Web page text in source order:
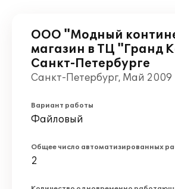
ООО "Модный
магазин в ТЦ "Гранд
Санкт-Петербурге
Санкт-Петербург, Май 2009
Вариант работы
Файловый
Общее число автоматизированных
2